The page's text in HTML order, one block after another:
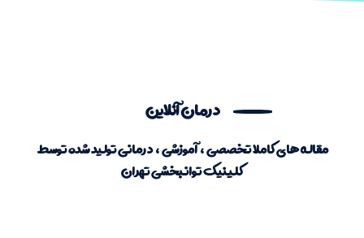
درمان آنلاین
مقاله های کاملا تخصصی ، آموزشی ، درمانی تولید شده توسط
کلینیک توانبخشی تهران